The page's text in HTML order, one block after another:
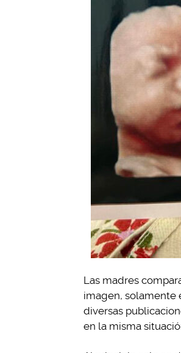
Las madres
imagen, solamente
diversas
en la misma